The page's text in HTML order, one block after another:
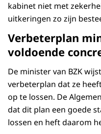
kabinet niet met
uitkeringen zo zijn
Verbeterplan
voldoende
De minister van BZK
verbeterplan dat ze
op te lossen. De
dat dit plan een goede
lossen en heft daarom